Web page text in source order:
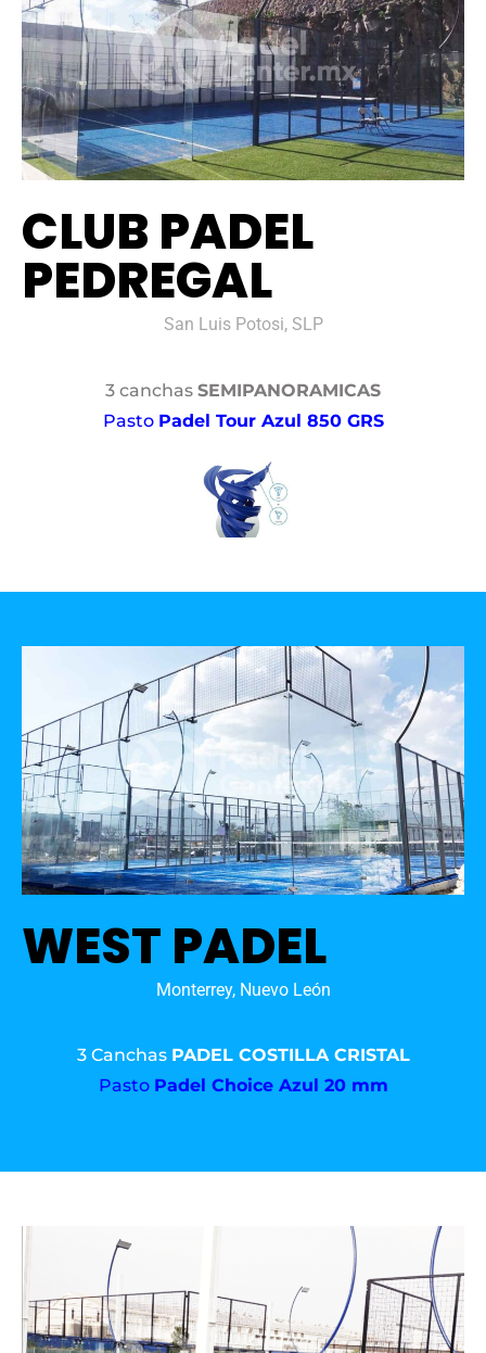
CLUB PADEL
PEDREGAL
San Luis Potosi, SLP
3 canchas SEMIPANORAMICAS
Pasto Padel Tour Azul 850 GRS
WEST PADEL
Monterrey, Nuevo León
3 Canchas PADEL COSTILLA CRISTAL
Pasto Padel Choice Azul 20 mm